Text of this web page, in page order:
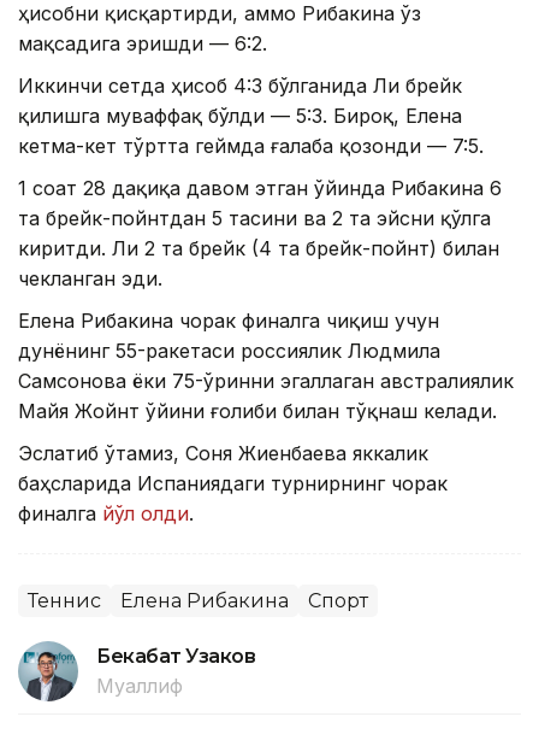
ҳисобни қисқартирди, аммо Рибакина ўз
мақсадига эришди — 6:2.
Иккинчи сетда ҳисоб 4:3 бўлганида Ли брейк
қилишга муваффақ бўлди — 5:3. Бироқ, Елена
кетма-кет тўртта геймда ғалаба қозонди — 7:5.
1 соат 28 дақиқа давом этган ўйинда Рибакина 6
та брейк-пойнтдан 5 тасини ва 2 та эйсни қўлга
киритди. Ли 2 та брейк (4 та брейк-пойнт) билан
чекланган эди.
Елена Рибакина чорак финалга чиқиш учун
дунёнинг 55-ракетаси россиялик Людмила
Самсонова ёки 75-ўринни эгаллаган австралиялик
Майя Жойнт ўйини ғолиби билан тўқнаш келади.
Эслатиб ўтамиз, Соня Жиенбаева яккалик
баҳсларида Испаниядаги турнирнинг чорак
финалга йўл олди.
Теннис Елена Рибакина Спорт
Бекабат Узаков
Муаллиф